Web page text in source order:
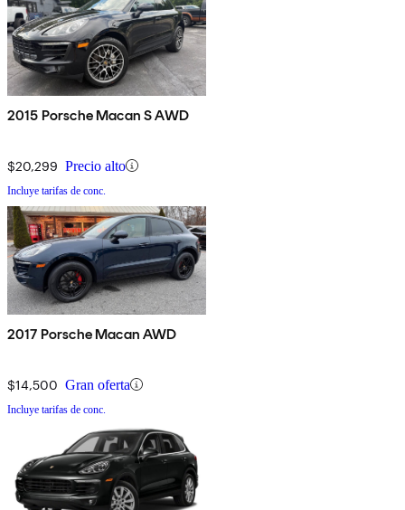
2015 Porsche Macan S AWD
$20,299 Precio alto
Incluye tarifas de conc.
2017 Porsche Macan AWD
$14,500 Gran oferta
Incluye tarifas de conc.